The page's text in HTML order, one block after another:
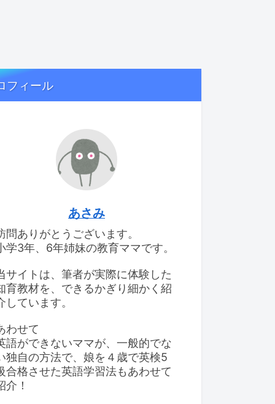
フィール
あさみ
問ありがとうございます。
学3年、6年姉妹の教育ママです。
サイトは、筆者が実際に体験した
育教材を、できるかぎり細かく紹
しています。
わせて
語ができないママが、一般的でな
独自の方法で、娘を４歳で英検5
合格させた英語学習法もあわせて
介！